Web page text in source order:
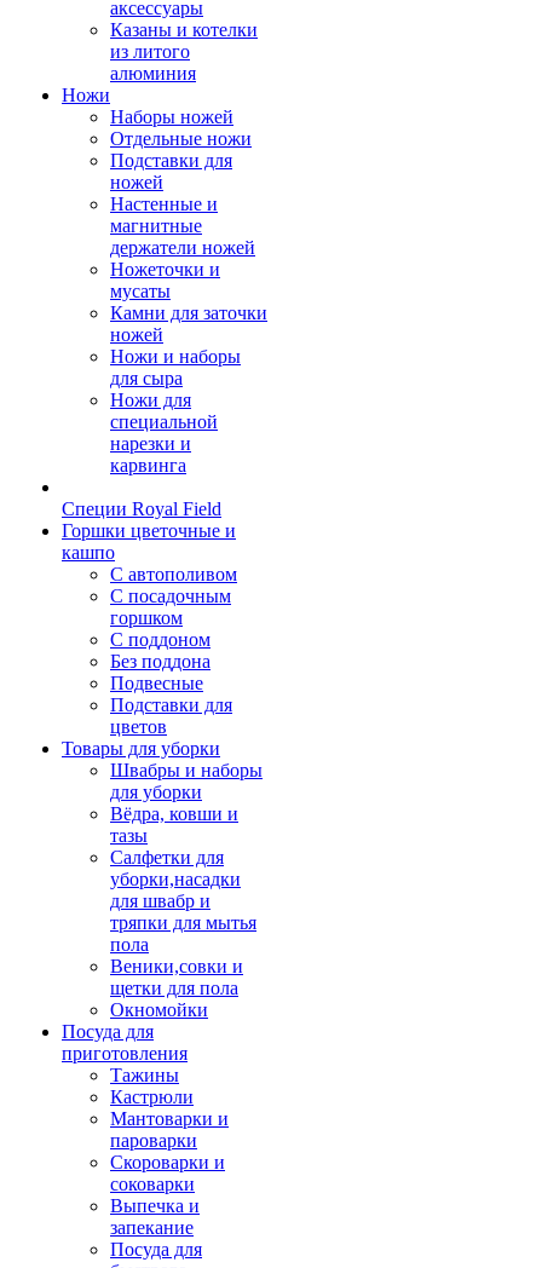
аксессуары
Казаны и котелки
из литого
алюминия
Ножи
Наборы ножей
Отдельные ножи
Подставки для
ножей
Настенные и
магнитные
держатели ножей
Ножеточки и
мусаты
Камни для заточки
ножей
Ножи и наборы
для сыра
Ножи для
специальной
нарезки и
карвинга
Специи Royal Field
Горшки цветочные и
кашпо
С автополивом
С посадочным
горшком
С поддоном
Без поддона
Подвесные
Подставки для
цветов
Товары для уборки
Швабры и наборы
для уборки
Вёдра, ковши и
тазы
Салфетки для
уборки,насадки
для швабр и
тряпки для мытья
пола
Веники,совки и
щетки для пола
Окномойки
Посуда для
приготовления
Тажины
Кастрюли
Мантоварки и
пароварки
Скороварки и
соковарки
Выпечка и
запекание
Посуда для